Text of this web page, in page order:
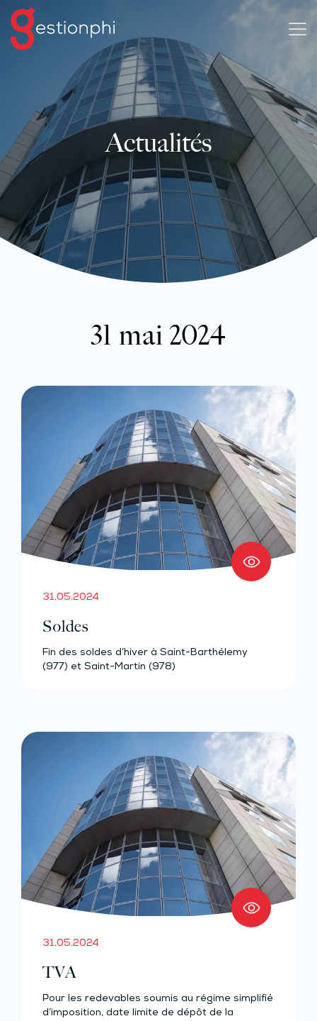
Actualités
31 mai 2024
31.05.2024
Soldes
Fin des soldes d’hiver à Saint-Barthélemy
(977) et Saint-Martin (978)
31.05.2024
TVA
Pour les redevables soumis au régime simplifié
d’imposition, date limite de dépôt de la